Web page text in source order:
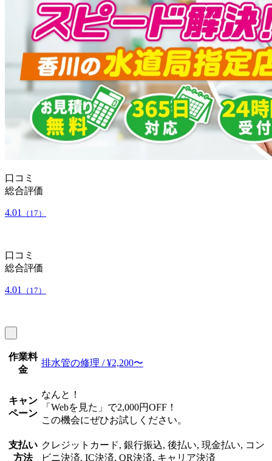
口コミ
総合評価
4.01 （17）
口コミ
総合評価
4.01 （17）
作業料
金
排水管の修理 / ¥2,200〜
キャン
ペーン
なんと！
「Webを見た」で2,000円OFF！
この機会にぜひお試しください。
支払い
方法
クレジットカード, 銀行振込, 後払い, 現金払い, コン
ビニ決済, IC決済, QR決済, キャリア決済